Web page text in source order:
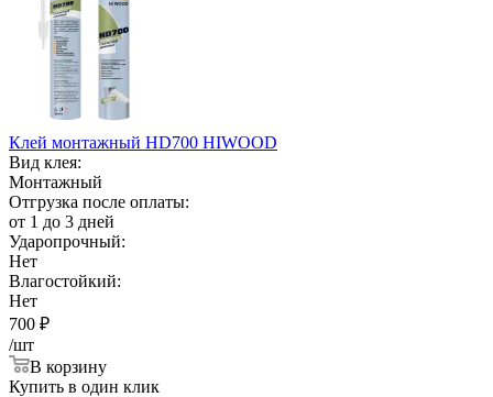
Клей монтажный HD700 HIWOOD
Вид клея:
Монтажный
Отгрузка после оплаты:
от 1 до 3 дней
Ударопрочный:
Нет
Влагостойкий:
Нет
700 ₽
/шт
В корзину
Купить в один клик